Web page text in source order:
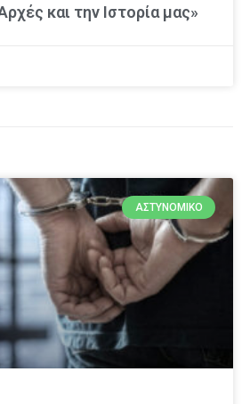
και την Ιστορία μας»
ΑΣΤΥΝΟΜΙΚΌ